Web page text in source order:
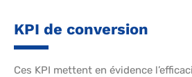
KPI de conversion
Ces KPI mettent en évidence